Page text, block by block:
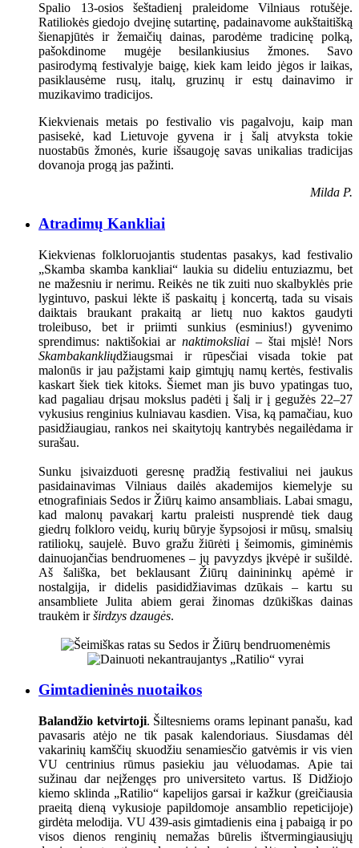
Spalio 13-osios šeštadienį praleidome Vilniaus rotušėje.
Ratiliokės giedojo dvejinę sutartinę, padainavome aukštaitišką
šienapjūtės ir žemaičių dainas, parodėme tradicinę polką,
pašokdinome mugėje besilankiusius žmones. Savo
pasirodymą festivalyje baigę, kiek kam leido jėgos ir laikas,
pasiklausėme rusų, italų, gruzinų ir estų dainavimo ir
muzikavimo tradicijos.
Kiekvienais metais po festivalio vis pagalvoju, kaip man
pasisekė, kad Lietuvoje gyvena ir į šalį atvyksta tokie
nuostabūs žmonės, kurie išsaugoję savas unikalias tradicijas
dovanoja progą jas pažinti.
Milda P.
Atradimų Kankliai
Kiekvienas folkloruojantis studentas pasakys, kad festivalio
„Skamba skamba kankliai“ laukia su dideliu entuziazmu, bet
ne mažesniu ir nerimu. Reikės ne tik zuiti nuo skalbyklės prie
lygintuvo, paskui lėkte iš paskaitų į koncertą, tada su visais
daiktais braukant prakaitą ar lietų nuo kaktos gaudyti
troleibuso, bet ir priimti sunkius (esminius!) gyvenimo
sprendimus: naktišokiai arnaktimoksliai – štai mįslė! Nors
Skambakankliųdžiaugsmai ir rūpesčiai visada tokie pat
malonūs ir jau pažįstami kaip gimtųjų namų kertės, festivalis
kaskart šiek tiek kitoks. Šiemet man jis buvo ypatingas tuo,
kad pagaliau drįsau mokslus padėti į šalį ir į gegužės 22–27
vykusius renginius kulniavau kasdien. Visa, ką pamačiau, kuo
pasidžiaugiau, rankos nei skaitytojų kantrybės negailėdama ir
surašau.
Sunku įsivaizduoti geresnę pradžią festivaliui nei jaukus
pasidainavimas Vilniaus dailės akademijos kiemelyje su
etnografiniais Sedos ir Žiūrų kaimo ansambliais. Labai smagu,
kad malonų pavakarį kartu praleisti nusprendė tiek daug
giedrų folkloro veidų, kurių būryje šypsojosi ir mūsų, smalsių
ratiliokų, saujelė. Buvo gražu žiūrėti į šeimomis, giminėmis
dainuojančias bendruomenes – jų pavyzdys įkvėpė ir sušildė.
Aš šališka, bet beklausant Žiūrų dainininkų apėmė ir
nostalgija, ir didelis pasididžiavimas dzūkais – kartu su
ansambliete Julita abiem gerai žinomas dzūkiškas dainas
traukėm irširdzys dzaugės.
Gimtadieninės nuotaikos
Balandžio ketvirtoji. Šiltesniems orams lepinant panašu, kad
pavasaris atėjo ne tik pasak kalendoriaus. Siusdamas dėl
vakarinių kamščių skuodžiu senamiesčio gatvėmis ir vis vien
VU centrinius rūmus pasiekiu jau vėluodamas. Apie tai
sužinau dar neįžengęs pro universiteto vartus. Iš Didžiojo
kiemo sklinda „Ratilio“ kapelijos garsai ir kažkur (greičiausia
praeitą dieną vykusioje papildomoje ansamblio repeticijoje)
girdėta melodija. VU 439-asis gimtadienis eina į pabaigą ir po
visos dienos renginių nemažas būrelis ištvermingiausiųjų